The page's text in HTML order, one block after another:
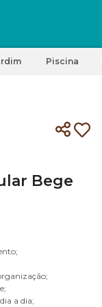
Piscina
Bege
a dia;